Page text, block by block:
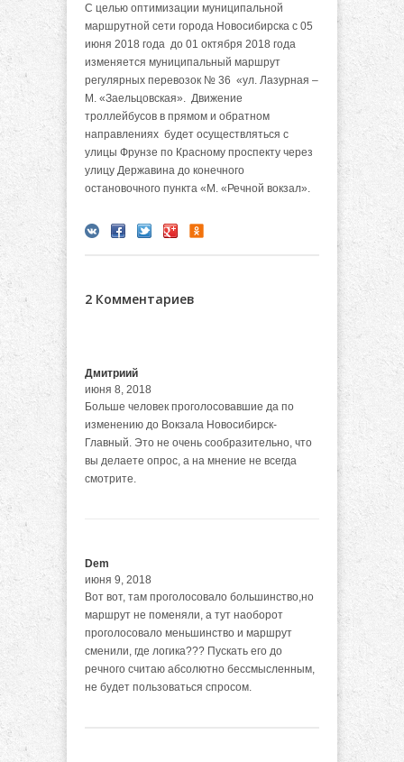
С целью оптимизации муниципальной
маршрутной сети города Новосибирска с 05
июня 2018 года до 01 октября 2018 года
изменяется муниципальный маршрут
регулярных перевозок № 36 «ул. Лазурная –
М. «Заельцовская». Движение
троллейбусов в прямом и обратном
направлениях будет осуществляться с
улицы Фрунзе по Красному проспекту через
улицу Державина до конечного
остановочного пункта «М. «Речной вокзал».
2 Комментариев
Дмитриий
июня 8, 2018
Больше человек проголосовавшие да по
изменению до Вокзала Новосибирск-
Главный. Это не очень сообразительно, что
вы делаете опрос, а на мнение не всегда
смотрите.
Dem
июня 9, 2018
Вот вот, там проголосовало большинство,но
маршрут не поменяли, а тут наоборот
проголосовало меньшинство и маршрут
сменили, где логика??? Пускать его до
речного считаю абсолютно бессмысленным,
не будет пользоваться спросом.